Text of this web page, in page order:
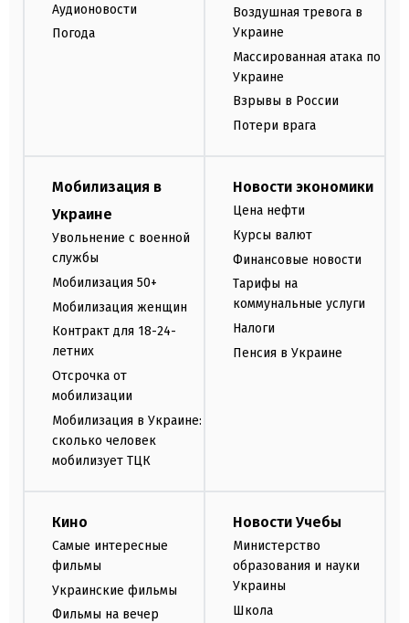
Аудионовости
Погода
Воздушная тревога в
Украине
Массированная атака по
Украине
Взрывы в России
Потери врага
Мобилизация в
Украине
Увольнение с военной
службы
Мобилизация 50+
Мобилизация женщин
Контракт для 18-24-
летних
Отсрочка от
мобилизации
Мобилизация в Украине:
сколько человек
мобилизует ТЦК
Новости экономики
Цена нефти
Курсы валют
Финансовые новости
Тарифы на
коммунальные услуги
Налоги
Пенсия в Украине
Кино
Самые интересные
фильмы
Украинские фильмы
Фильмы на вечер
Новости Учебы
Министерство
образования и науки
Украины
Школа